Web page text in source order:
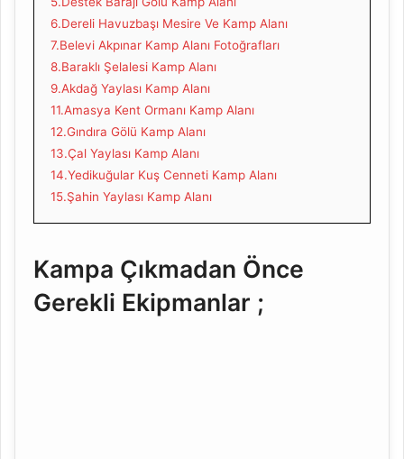
6.Dereli Havuzbaşı Mesire Ve Kamp Alanı
7.Belevi Akpınar Kamp Alanı Fotoğrafları
8.Baraklı Şelalesi Kamp Alanı
9.Akdağ Yaylası Kamp Alanı
11.Amasya Kent Ormanı Kamp Alanı
12.Gındıra Gölü Kamp Alanı
13.Çal Yaylası Kamp Alanı
14.Yedikuğular Kuş Cenneti Kamp Alanı
15.Şahin Yaylası Kamp Alanı
Kampa Çıkmadan Önce
Gerekli Ekipmanlar ;